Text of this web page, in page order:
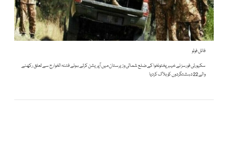
فائل فوٹو
سکیورٹی فورسز نے خیبرپختونخوا کے ضلع شمالی وزیرستان میں آپریشن کرتے ہوئے فتنہ الخوارج سے تعلق رکھنے
والے 22 دہشتگردوں کو ہلاک کردیا